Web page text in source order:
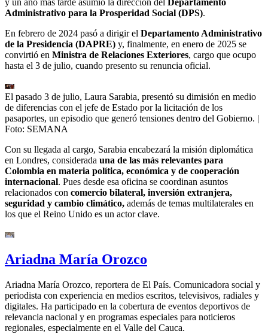
Administrativo para la Prosperidad Social (DPS).
En febrero de 2024 pasó a dirigir el Departamento Administrativo
de la Presidencia (DAPRE) y, finalmente, en enero de 2025 se
convirtió en Ministra de Relaciones Exteriores, cargo que ocupo
hasta el 3 de julio, cuando presento su renuncia oficial.
El pasado 3 de julio, Laura Sarabia, presentó su dimisión en medio
de diferencias con el jefe de Estado por la licitación de los
pasaportes, un episodio que generó tensiones dentro del Gobierno. |
Foto: SEMANA
Con su llegada al cargo, Sarabia encabezará la misión diplomática
en Londres, considerada una de las más relevantes para
Colombia en materia política, económica y de cooperación
internacional. Pues desde esa oficina se coordinan asuntos
relacionados con comercio bilateral, inversión extranjera,
seguridad y cambio climático, además de temas multilaterales en
los que el Reino Unido es un actor clave.
Ariadna María Orozco
Ariadna María Orozco, reportera de El País. Comunicadora social y
periodista con experiencia en medios escritos, televisivos, radiales y
digitales. Ha participado en la cobertura de eventos deportivos de
relevancia nacional y en programas especiales para noticieros
regionales, especialmente en el Valle del Cauca.